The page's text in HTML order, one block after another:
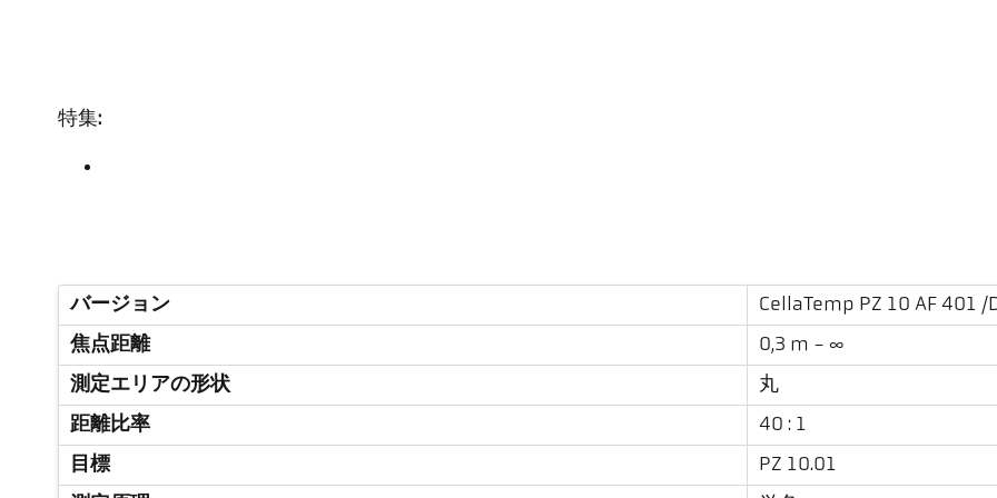
特集:
バージョン CellaTemp PZ 10 AF 401 /
焦点距離
0,3 m - ∞
測定エリアの形状
丸
距離比率
40 : 1
目標
PZ 10.01